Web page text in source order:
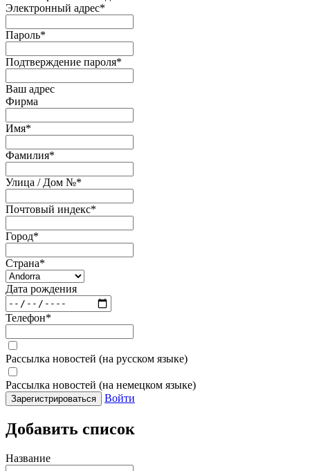
Электронный адрес*
Пароль*
Подтверждение пароля*
Ваш адрес
Фирма
Имя*
Фамилия*
Улица / Дом №*
Почтовый индекс*
Город*
Страна*
Дата рождения
Телефон*
Рассылка новостей (на русском языке)
Рассылка новостей (на немецком языке)
Зарегистрироваться Войти
Добавить список
Название